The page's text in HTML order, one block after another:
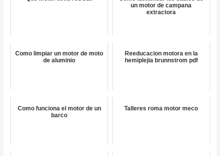
un motor de campana
extractora
Como limpiar un motor de moto
de aluminio
Reeducacion motora en la
hemiplejia brunnstrom pdf
Como funciona el motor de un
barco
Talleres roma motor meco